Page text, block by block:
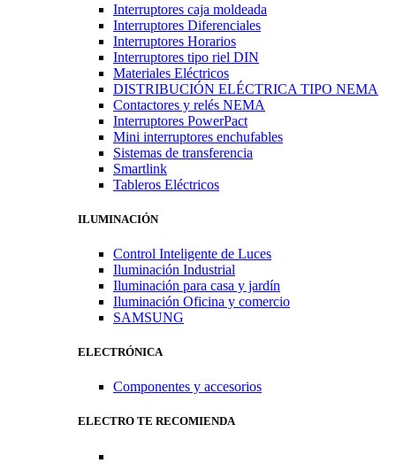
Interruptores caja moldeada
Interruptores Diferenciales
Interruptores Horarios
Interruptores tipo riel DIN
Materiales Eléctricos
DISTRIBUCIÓN ELÉCTRICA TIPO NEMA
Contactores y relés NEMA
Interruptores PowerPact
Mini interruptores enchufables
Sistemas de transferencia
Smartlink
Tableros Eléctricos
ILUMINACIÓN
Control Inteligente de Luces
Iluminación Industrial
Iluminación para casa y jardín
Iluminación Oficina y comercio
SAMSUNG
ELECTRÓNICA
Componentes y accesorios
ELECTRO TE RECOMIENDA